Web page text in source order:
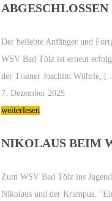
ABGESCHLOSSEN
Der beliebte Anfänger und
WSV Bad Tölz ist erneut
der Trainer Joachim Wöhrle,
7. Dezember 2025
weiterlesen
NIKOLAUS BEIM
Zum WSV Bad Tölz ins
Nikolaus und der Krampus.